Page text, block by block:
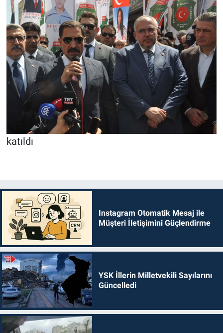
katıldı
Instagram Otomatik Mesaj ile
Müşteri İletişimini Güçlendirme
YSK İllerin Milletvekili Sayılarını
Güncelledi